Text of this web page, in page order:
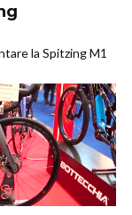
la Spitzing M1